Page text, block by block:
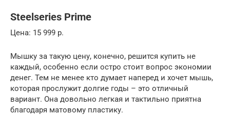
Steelseries Prime
Цена: 15 999 р.
Мышку за такую цену, конечно, решится купить не
каждый, особенно если остро стоит вопрос экономии
денег. Тем не менее кто думает наперед и хочет мышь,
которая прослужит долгие годы – это отличный
вариант. Она довольно легкая и тактильно приятна
благодаря матовому пластику.